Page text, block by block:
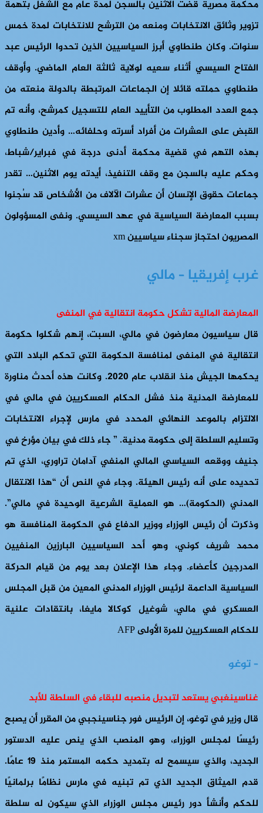
محكمة مصرية قضت الاثنين بالسجن لمدة عام مع الشغل بتهمة
تزوير وثائق الانتخابات ومنعه من الترشح للانتخابات لمدة خمس
سنوات. وكان طنطاوي أبرز السياسيين الذين تحدوا الرئيس عبد
الفتاح السيسي أثناء سعيه لولاية ثالثة العام الماضي. وأوقف
طنطاوي حملته قائلا إن الجماعات المرتبطة بالدولة منعته من
جمع العدد المطلوب من التأييد العام للتسجيل كمرشح، وأنه تم
القبض على العشرات من أفراد أسرته وحلفائه… وأدين طنطاوي
بهذه التهم في قضية محكمة أدنى درجة في فبراير/شباط،
وحكم عليه بالسجن مع وقف التنفيذ، أيدته يوم الاثنين… تقدر
جماعات حقوق الإنسان أن عشرات الآلاف من الأشخاص قد سُجنوا
بسبب المعارضة السياسية في عهد السيسي. ونفى المسؤولون
المصريون احتجاز سجناء سياسيين xm
غرب إفريقيا – مالي
المعارضة المالية تشكل حكومة انتقالية في المنفى
قال سياسيون معارضون في مالي، السبت، إنهم شكلوا حكومة
انتقالية في المنفى لمنافسة الحكومة التي تحكم البلاد التي
يحكمها الجيش منذ انقلاب عام 2020. وكانت هذه أحدث مناورة
للمعارضة المدنية منذ فشل الحكام العسكريين في مالي في
الالتزام بالموعد النهائي المحدد في مارس لإجراء الانتخابات
وتسليم السلطة إلى حكومة مدنية. ” جاء ذلك في بيان مؤرخ في
جنيف ووقعه السياسي المالي المنفي آدامان تراوري، الذي تم
تحديده على أنه رئيس الهيئة. وجاء في النص أن “هذا الانتقال
المدني (الحكومة)… هو العملية الشرعية الوحيدة في مالي”.
وذكرت أن رئيس الوزراء ووزير الدفاع في الحكومة المنافسة هو
محمد شريف كوني، وهو أحد السياسيين البارزين المنفيين
المدرجين كأعضاء. وجاء هذا الإعلان بعد يوم من قيام الحركة
السياسية الداعمة لرئيس الوزراء المدني المعين من قبل المجلس
العسكري في مالي، شوغيل كوكالا مايغا، بانتقادات علنية
للحكام العسكريين للمرة الأولى AFP
– توغو
غناسينغبي يستعد لتبديل منصبه للبقاء في السلطة للأبد
قال وزير في توغو، إن الرئيس فور جناسينجبي من المقرر أن يصبح
رئيسًا لمجلس الوزراء، وهو المنصب الذي ينص عليه الدستور
الجديد، والذي سيسمح له بتمديد حكمه المستمر منذ 19 عامًا.
قدم الميثاق الجديد الذي تم تبنيه في مارس نظامًا برلمانيًا
للحكم وأنشأ دور رئيس مجلس الوزراء الذي سيكون له سلطة